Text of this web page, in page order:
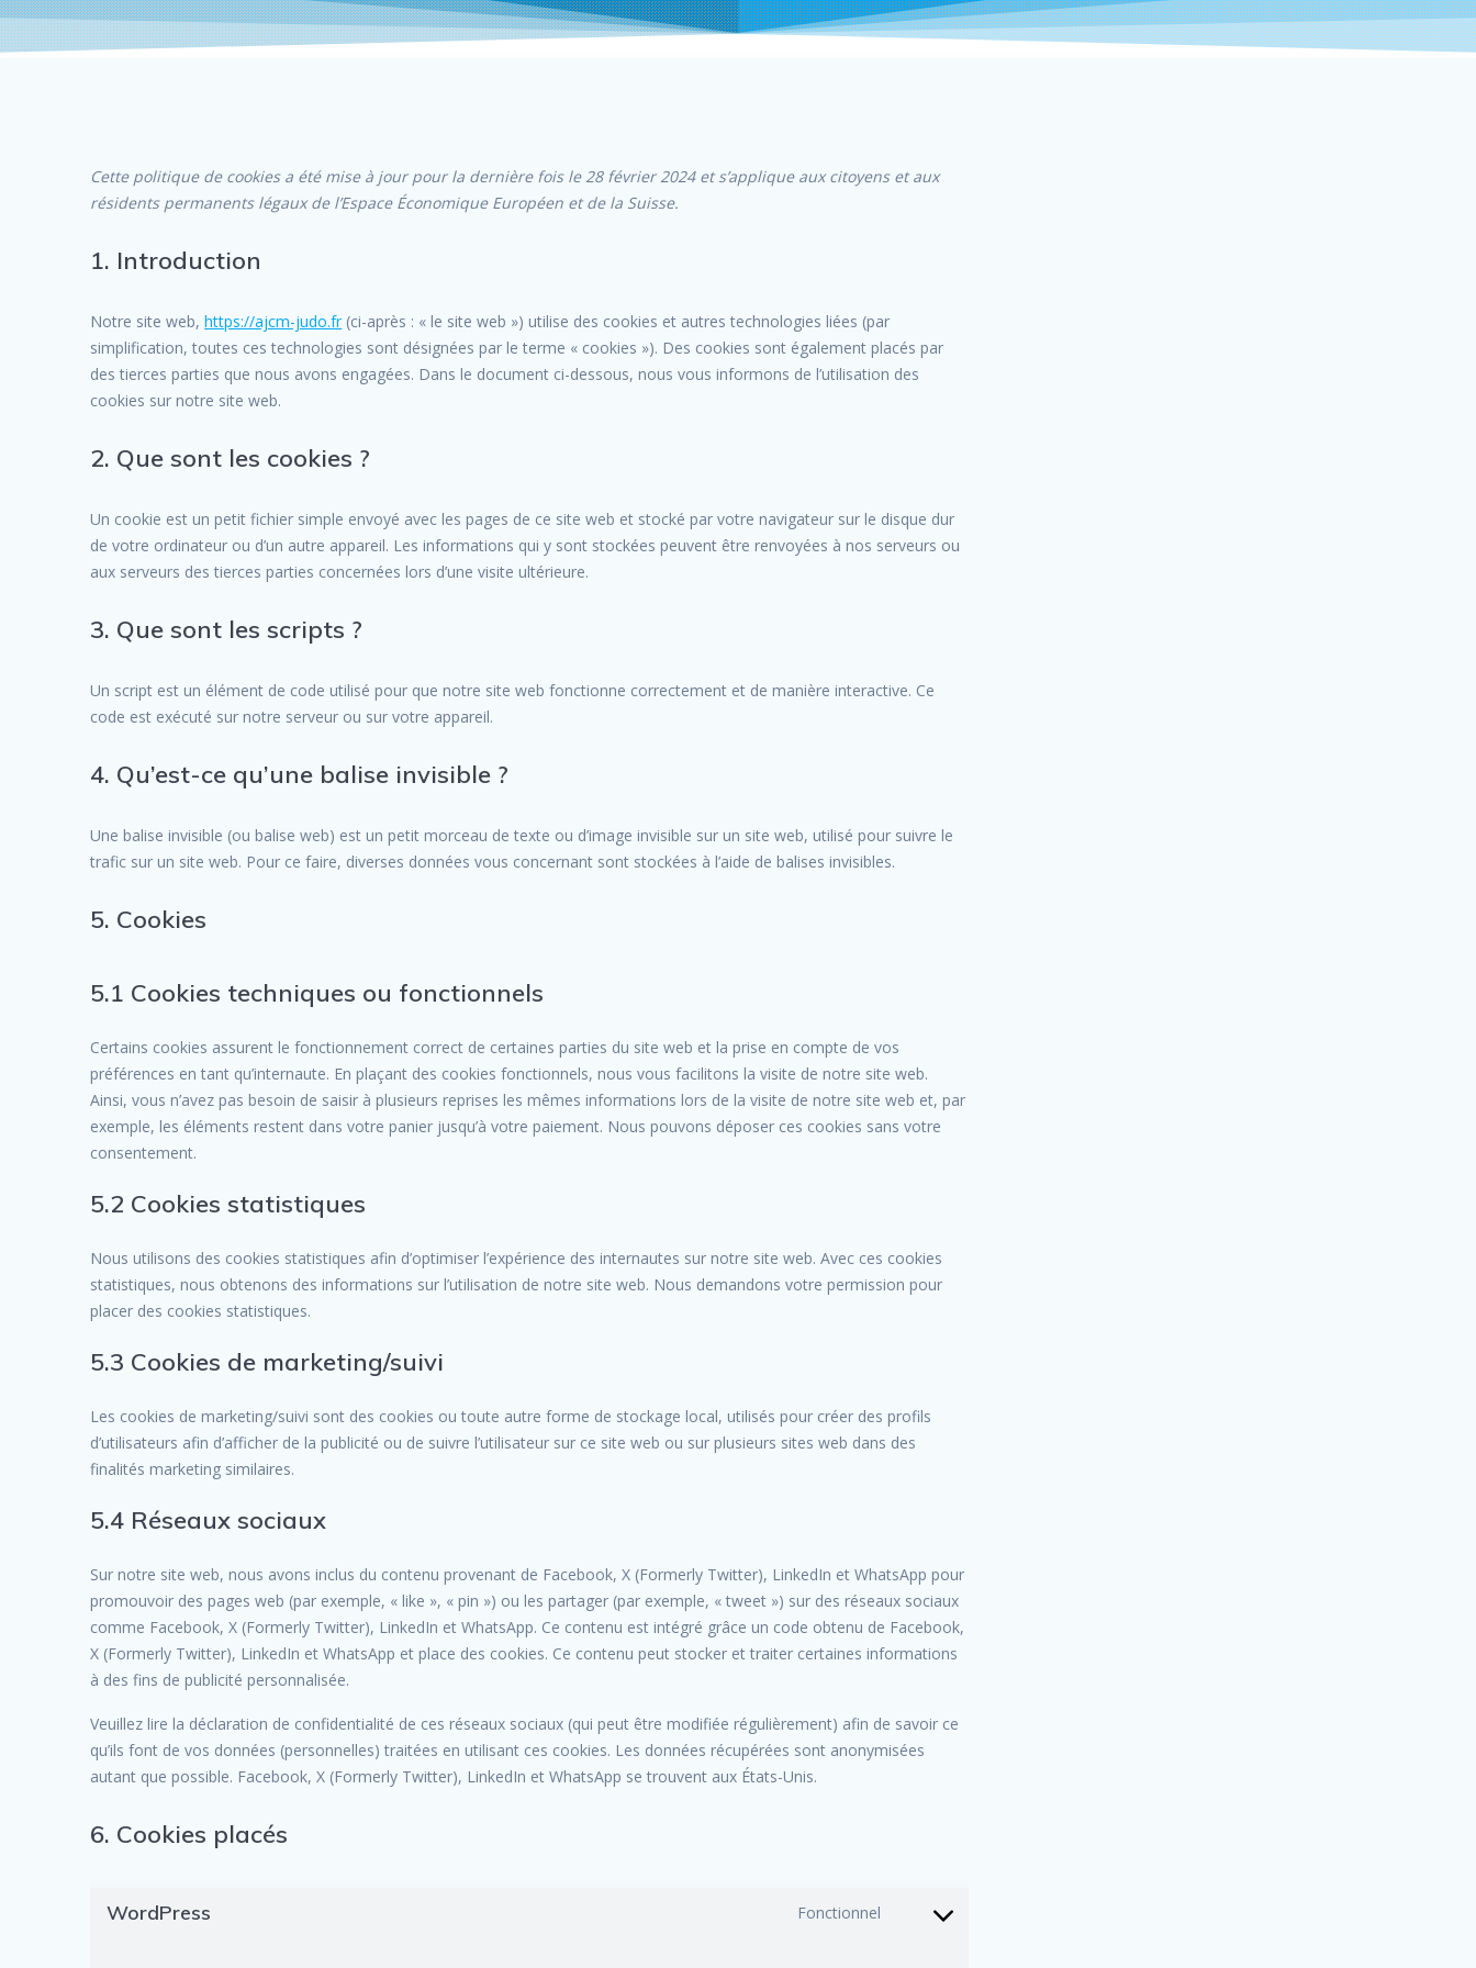
Cette politique de cookies a été mise à jour pour la dernière fois le 28 février 2024 et s’applique aux citoyens et aux
résidents permanents légaux de l’Espace Économique Européen et de la Suisse.
1. Introduction
Notre site web,https://ajcm-judo.fr (ci-après : « le site web ») utilise des cookies et autres technologies liées (par
simplification, toutes ces technologies sont désignées par le terme « cookies »). Des cookies sont également placés par
des tierces parties que nous avons engagées. Dans le document ci-dessous, nous vous informons de l’utilisation des
cookies sur notre site web.
2. Que sont les cookies ?
Un cookie est un petit fichier simple envoyé avec les pages de ce site web et stocké par votre navigateur sur le disque dur
de votre ordinateur ou d’un autre appareil. Les informations qui y sont stockées peuvent être renvoyées à nos serveurs ou
aux serveurs des tierces parties concernées lors d’une visite ultérieure.
3. Que sont les scripts ?
Un script est un élément de code utilisé pour que notre site web fonctionne correctement et de manière interactive. Ce
code est exécuté sur notre serveur ou sur votre appareil.
4. Qu’est-ce qu’une balise invisible ?
Une balise invisible (ou balise web) est un petit morceau de texte ou d’image invisible sur un site web, utilisé pour suivre le
trafic sur un site web. Pour ce faire, diverses données vous concernant sont stockées à l’aide de balises invisibles.
5. Cookies
5.1 Cookies techniques ou fonctionnels
Certains cookies assurent le fonctionnement correct de certaines parties du site web et la prise en compte de vos
préférences en tant qu’internaute. En plaçant des cookies fonctionnels, nous vous facilitons la visite de notre site web.
Ainsi, vous n’avez pas besoin de saisir à plusieurs reprises les mêmes informations lors de la visite de notre site web et, par
exemple, les éléments restent dans votre panier jusqu’à votre paiement. Nous pouvons déposer ces cookies sans votre
consentement.
5.2 Cookies statistiques
Nous utilisons des cookies statistiques afin d’optimiser l’expérience des internautes sur notre site web. Avec ces cookies
statistiques, nous obtenons des informations sur l’utilisation de notre site web. Nous demandons votre permission pour
placer des cookies statistiques.
5.3 Cookies de marketing/suivi
Les cookies de marketing/suivi sont des cookies ou toute autre forme de stockage local, utilisés pour créer des profils
d’utilisateurs afin d’afficher de la publicité ou de suivre l’utilisateur sur ce site web ou sur plusieurs sites web dans des
finalités marketing similaires.
5.4 Réseaux sociaux
Sur notre site web, nous avons inclus du contenu provenant de Facebook, X (Formerly Twitter), LinkedIn et WhatsApp pour
promouvoir des pages web (par exemple, « like », « pin ») ou les partager (par exemple, « tweet ») sur des réseaux sociaux
comme Facebook, X (Formerly Twitter), LinkedIn et WhatsApp. Ce contenu est intégré grâce un code obtenu de Facebook,
X (Formerly Twitter), LinkedIn et WhatsApp et place des cookies. Ce contenu peut stocker et traiter certaines informations
à des fins de publicité personnalisée.
Veuillez lire la déclaration de confidentialité de ces réseaux sociaux (qui peut être modifiée régulièrement) afin de savoir ce
qu’ils font de vos données (personnelles) traitées en utilisant ces cookies. Les données récupérées sont anonymisées
autant que possible. Facebook, X (Formerly Twitter), LinkedIn et WhatsApp se trouvent aux États-Unis.
6. Cookies placés
WordPress Fonctionnel
Consent